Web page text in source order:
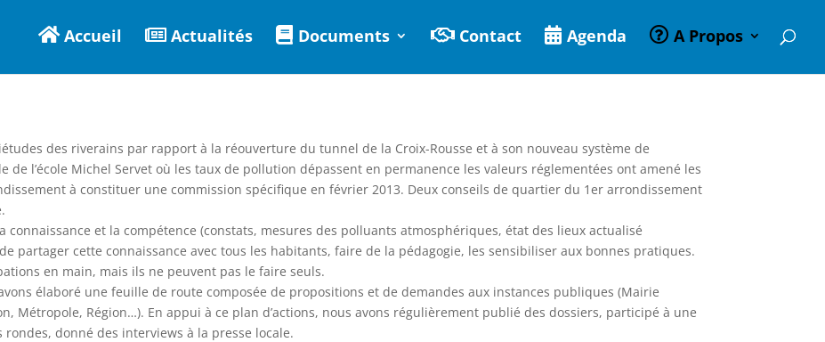
Accueil Actualités Documents Contact Agenda A Propos
des riverains par rapport à la réouverture du tunnel de la Croix-Rousse et à son nouveau système de
l’école Michel Servet où les taux de pollution dépassent en permanence les valeurs réglementées ont amené les
à constituer une commission spécifique en février 2013. Deux conseils de quartier du 1er arrondissement
connaissance et la compétence (constats, mesures des polluants atmosphériques, état des lieux actualisé
partager cette connaissance avec tous les habitants, faire de la pédagogie, les sensibiliser aux bonnes pratiques.
en main, mais ils ne peuvent pas le faire seuls.
élaboré une feuille de route composée de propositions et de demandes aux instances publiques (Mairie
Métropole, Région…). En appui à ce plan d’actions, nous avons régulièrement publié des dossiers, participé à une
donné des interviews à la presse locale.